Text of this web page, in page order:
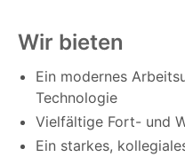
Wir bieten
Ein modernes
Technologie
Vielfältige Fort- und
Ein starkes,